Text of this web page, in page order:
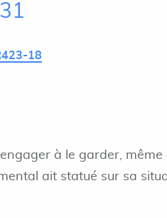
18
à le garder,
ait statué sur sa